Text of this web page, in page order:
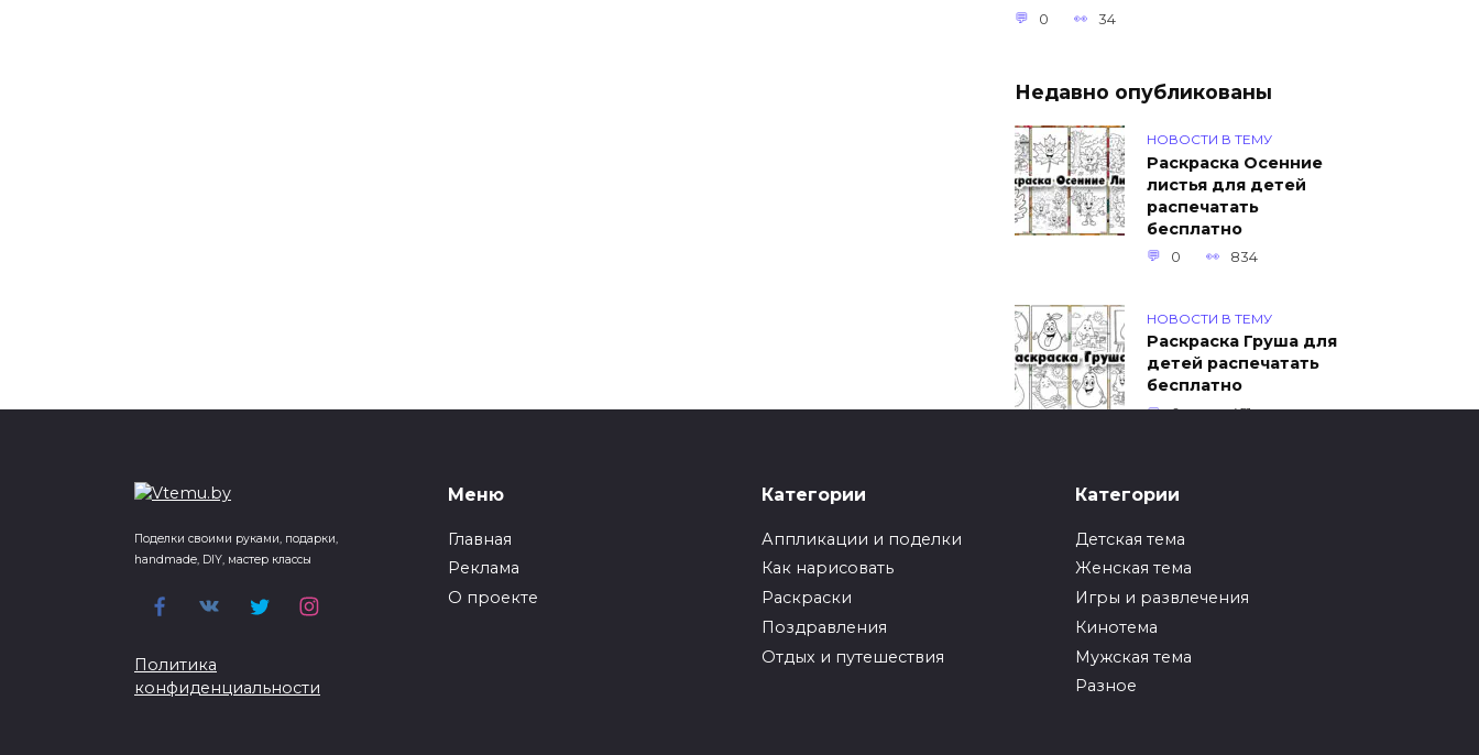
0 34
Недавно опубликованы
НОВОСТИ В ТЕМУ
Раскраска Осенние
листья для детей
распечатать
бесплатно
0 834
НОВОСТИ В ТЕМУ
Раскраска Груша для
детей распечатать
бесплатно
0 451
Как упаковать вещи
0
Как вырастить ананас
из верхушки в
Поделки своими руками, подарки,
handmade, DIY, мастер классы
Политика
конфиденциальности
Меню
Главная
Реклама
О проекте
Категории
Аппликации и поделки
Как нарисовать
Раскраски
Поздравления
Отдых и путешествия
Категории
Детская тема
Женская тема
Игры и развлечения
Кинотема
Мужская тема
Разное